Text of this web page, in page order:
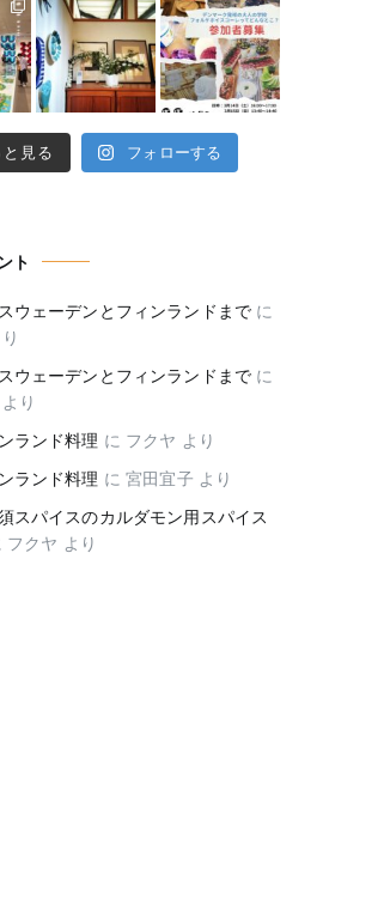
と見る フォローする
ト
ウェーデンとフィンランドまで に
ウェーデンとフィンランドまで に
より
ランド料理 に フクヤ より
ランド料理 に宮田宜子 より
スパイスのカルダモン用スパイス
フクヤ より